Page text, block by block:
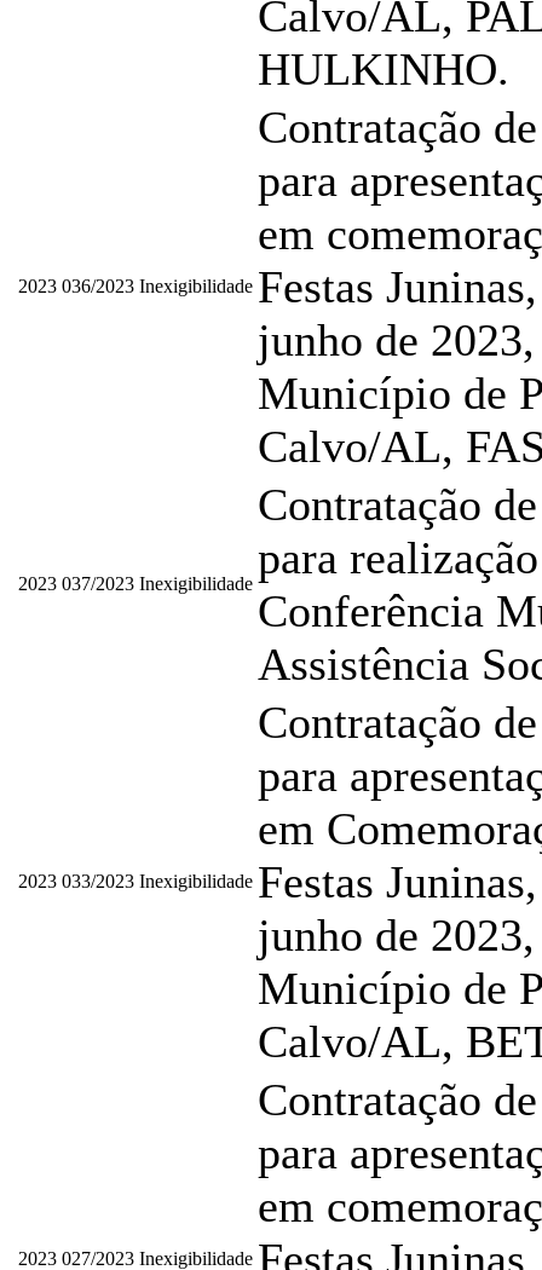
Calvo/AL,
HULKINHO.
2023 036/2023 Inexigibilidade
Contratação
para
em
Festas
junho de
Município de
Calvo/AL,
2023 037/2023 Inexigibilidade
Contratação
para
Conferência
Assistência
2023 033/2023 Inexigibilidade
Contratação
para
em
Festas
junho de
Município de
Calvo/AL,
2023 027/2023 Inexigibilidade
Contratação
para
em
Festas